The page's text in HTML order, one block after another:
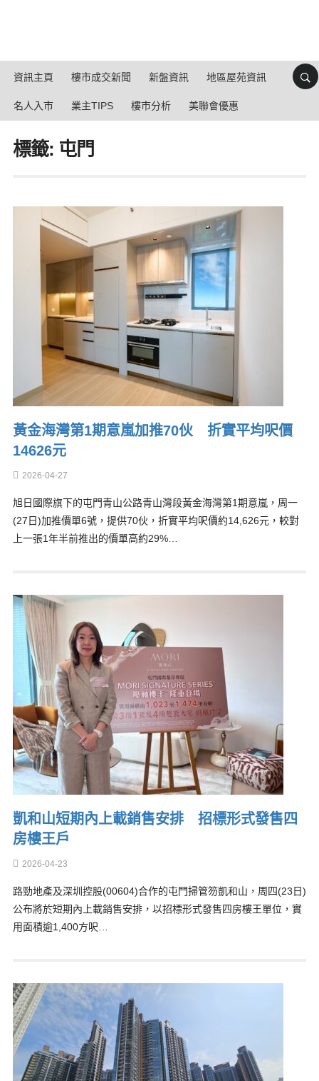
資訊主頁 樓市成交新聞 新盤資訊 地區屋苑資訊
名人入市 業主TIPS 樓市分析 美聯會優惠
標籤: 屯門
黃金海灣第1期意嵐加推70伙 折實平均呎價
14626元
2026-04-27
旭日國際旗下的屯門青山公路青山灣段黃金海灣第1期意嵐，周一
(27日)加推價單6號，提供70伙，折實平均呎價約14,626元，較對
上一張1年半前推出的價單高約29%…
凱和山短期內上載銷售安排 招標形式發售四
房樓王戶
2026-04-23
路勁地產及深圳控股(00604)合作的屯門掃管笏凱和山，周四(23日)
公布將於短期內上載銷售安排，以招標形式發售四房樓王單位，實
用面積逾1,400方呎…